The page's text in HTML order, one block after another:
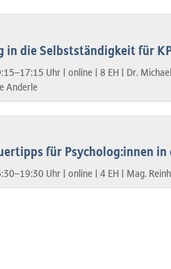
in die Selbstständigkeit für
Uhr | online | 8 EH | Dr.
Anderle
für Psycholog:innen
Uhr | online | 4 EH | Mag.